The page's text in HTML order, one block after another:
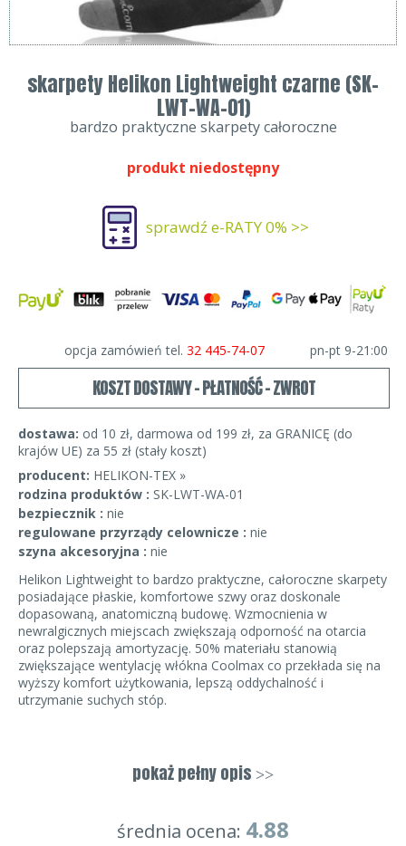
skarpety Helikon Lightweight czarne (SK-
LWT-WA-01)
bardzo praktyczne skarpety całoroczne
produkt niedostępny
sprawdź e-RATY 0% >>
opcja zamówień tel. 32 445-74-07 pn-pt 9-21:00
KOSZT DOSTAWY - PŁATNOŚĆ - ZWROT
dostawa: od 10 zł, darmowa od 199 zł, za GRANICĘ (do
krajów UE) za 55 zł (stały koszt)
producent: HELIKON-TEX »
rodzina produktów : SK-LWT-WA-01
bezpiecznik : nie
regulowane przyrządy celownicze : nie
szyna akcesoryjna : nie
Helikon Lightweight to bardzo praktyczne, całoroczne skarpety
posiadające płaskie, komfortowe szwy oraz doskonale
dopasowaną, anatomiczną budowę. Wzmocnienia w
newralgicznych miejscach zwiększają odporność na otarcia
oraz polepszają amortyzację. 50% materiału stanowią
zwiększające wentylację włókna Coolmax co przekłada się na
wyższy komfort użytkowania, lepszą oddychalność i
utrzymanie suchych stóp.
- bezuciskowy, szeroki ściągacz
- 50% zawartości zwiększających wentylację włókien Coolmax
- anatomiczna konstrukcja
pokaż pełny opis >>
średnia ocena: 4.88